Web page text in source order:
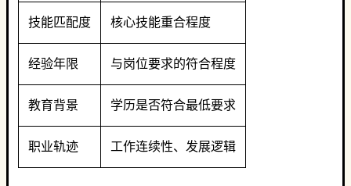
技能匹配度 核心技能重合程度
经验年限 与岗位要求的符合程度
教育背景 学历是否符合最低要求
职业轨迹 工作连续性、发展逻辑